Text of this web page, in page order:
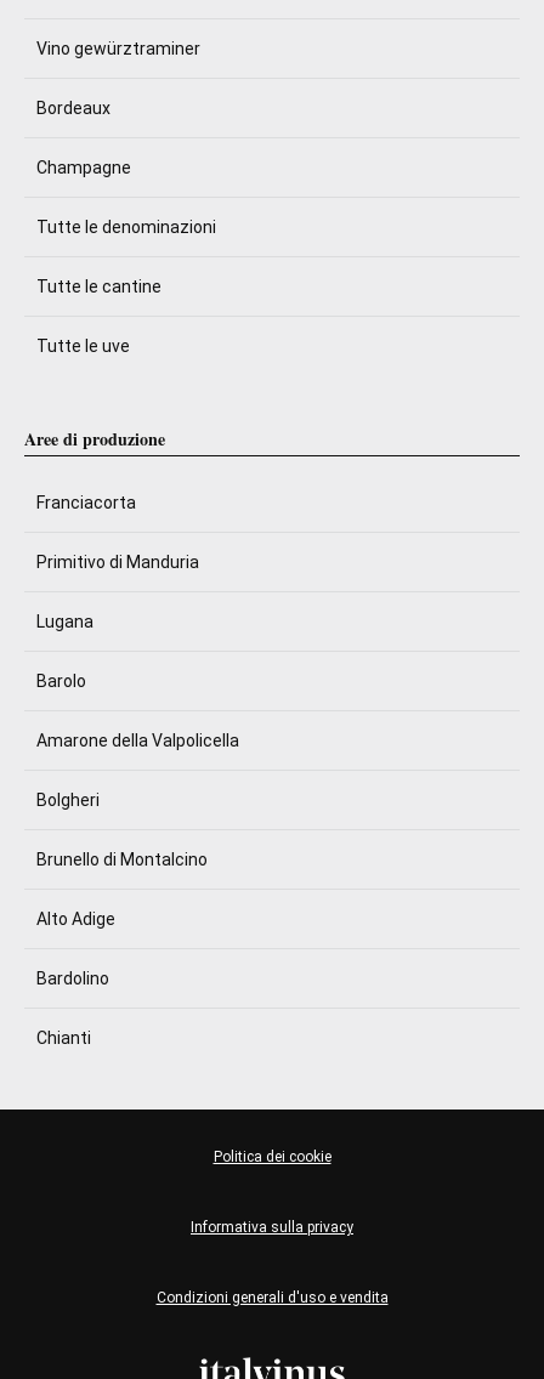
Vino gewürztraminer
Bordeaux
Champagne
Tutte le denominazioni
Tutte le cantine
Tutte le uve
Aree di produzione
Franciacorta
Primitivo di Manduria
Lugana
Barolo
Amarone della Valpolicella
Bolgheri
Brunello di Montalcino
Alto Adige
Bardolino
Chianti
Condizioni generali d'uso e vendita
Informativa sulla privacy
Politica dei cookie